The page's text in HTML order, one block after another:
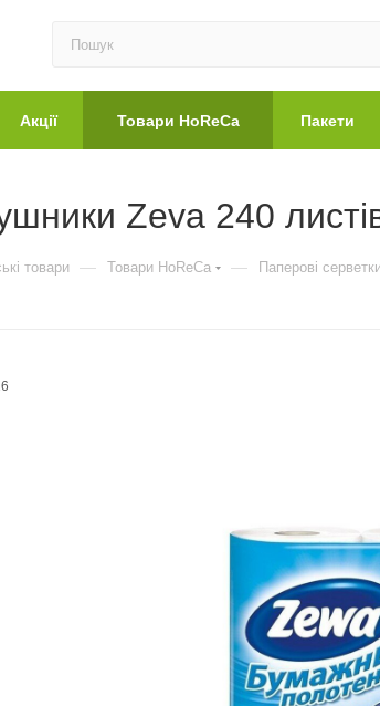
Акції Товари HoReCa Пакети
Zeva 240
товари — Товари HoReCa — Паперові